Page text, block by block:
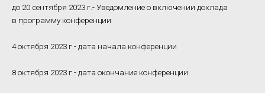
до 20 сентября 2023 г.- Уведомление о включении доклада
в программу конференции
4 октября 2023 г.- дата начала конференции
8 октября 2023 г.- дата окончание конференции